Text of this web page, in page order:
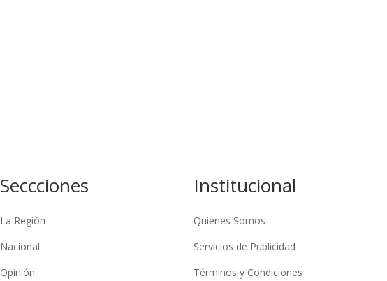
Seccciones
La Región
Nacional
Opinión
Institucional
Quienes Somos
Servicios de Publicidad
Términos y Condiciones